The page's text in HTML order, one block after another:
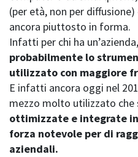
(per età, non per
ancora piuttosto in forma.
Infatti per chi ha un’azienda,
probabilmente lo
utilizzato con maggiore
E infatti ancora oggi nel
mezzo molto utilizzato
ottimizzate e integrate
forza notevole per di
aziendali.